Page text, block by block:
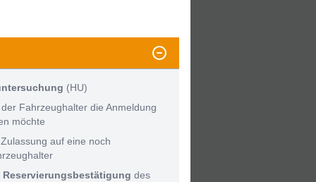
(HU)
Fahrzeughalter die Anmeldung
möchte
auf eine noch
Reservierungsbestätigung des